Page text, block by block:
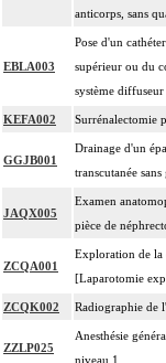
intrathoracique
Les actes
inerte ou
4
Facturation :
durée sous
anticorps, sans
EBLA003
Pose d'un
supérieur ou du
système
KEFA002 Surrénalectomie
GGJB001
Drainage d'un
transcutanée
JAQX005
Examen
pièce de
ZCQA001
Exploration de la
[Laparotomie
ZCQK002 Radiographie de
ZZLP025
Anesthésie
niveau 1